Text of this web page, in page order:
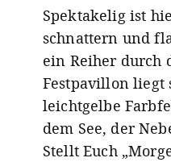
Spektakelig ist
schnattern und
ein Reiher durch
Festpavillon liegt
leichtgelbe
dem See, der
Stellt Euch